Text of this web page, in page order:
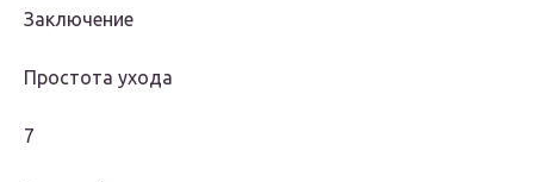
Заключение
Простота ухода
7